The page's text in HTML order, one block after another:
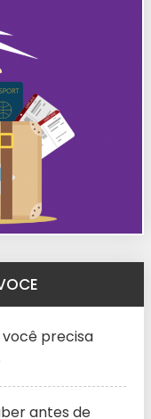
você precisa
antes de